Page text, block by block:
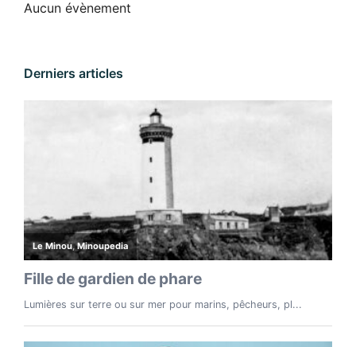
Aucun évènement
Derniers articles